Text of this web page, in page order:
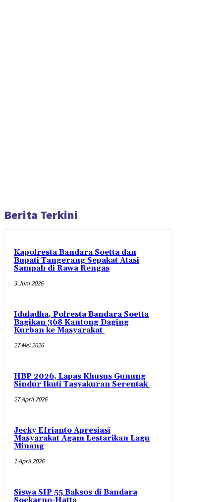
Berita Terkini
Kapolresta Bandara Soetta dan
Bupati Tangerang Sepakat Atasi
Sampah di Rawa Rengas
3 Juni 2026
Iduladha, Polresta Bandara Soetta
Bagikan 368 Kantong Daging
Kurban ke Masyarakat
27 Mei 2026
HBP 2026, Lapas Khusus Gunung
Sindur Ikuti Tasyakuran Serentak
27 April 2026
Jecky Efrianto Apresiasi
Masyarakat Agam Lestarikan Lagu
Minang
1 April 2026
Siswa SIP 55 Baksos di Bandara